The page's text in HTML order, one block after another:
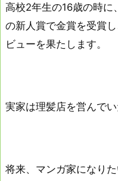
高校2年生の16歳の時に
の新人賞で金賞を受賞
ビューを果たします。
実家は理髪店を営んでい
将来、マンガ家になり